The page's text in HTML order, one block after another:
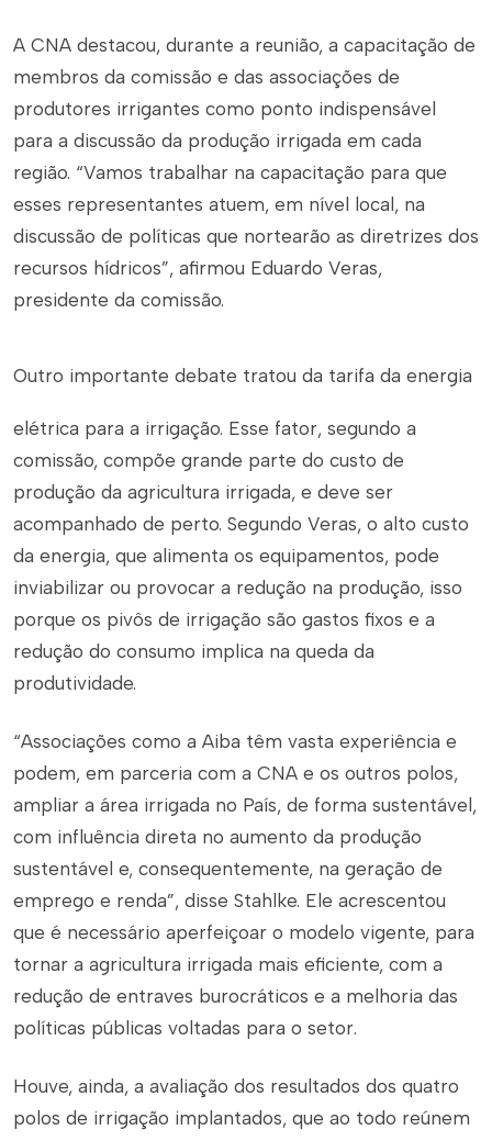
A CNA destacou, durante a reunião, a capacitação de
membros da comissão e das associações de
produtores irrigantes como ponto indispensável
para a discussão da produção irrigada em cada
região. “Vamos trabalhar na capacitação para que
esses representantes atuem, em nível local, na
discussão de políticas que nortearão as diretrizes dos
recursos hídricos”, afirmou Eduardo Veras,
presidente da comissão.
Outro importante debate tratou da tarifa da energia
elétrica para a irrigação. Esse fator, segundo a
comissão, compõe grande parte do custo de
produção da agricultura irrigada, e deve ser
acompanhado de perto. Segundo Veras, o alto custo
da energia, que alimenta os equipamentos, pode
inviabilizar ou provocar a redução na produção, isso
porque os pivôs de irrigação são gastos fixos e a
redução do consumo implica na queda da
produtividade.
“Associações como a Aiba têm vasta experiência e
podem, em parceria com a CNA e os outros polos,
ampliar a área irrigada no País, de forma sustentável,
com influência direta no aumento da produção
sustentável e, consequentemente, na geração de
emprego e renda”, disse Stahlke. Ele acrescentou
que é necessário aperfeiçoar o modelo vigente, para
tornar a agricultura irrigada mais eficiente, com a
redução de entraves burocráticos e a melhoria das
políticas públicas voltadas para o setor.
Houve, ainda, a avaliação dos resultados dos quatro
polos de irrigação implantados, que ao todo reúnem